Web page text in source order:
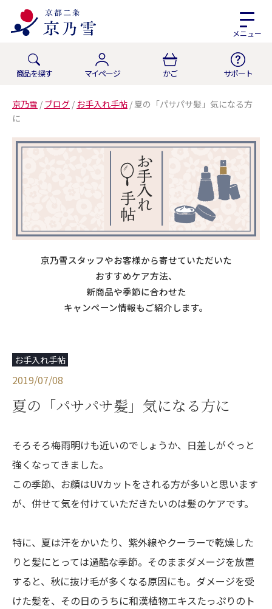
メニュー
商品を探す マイページ かご サポート
京乃雪 / ブログ / お手入れ手帖 / 夏の「パサパサ髪」気になる方
に
京乃雪スタッフやお客様から寄せていただいた
おすすめケア方法、
新商品や季節に合わせた
キャンペーン情報もご紹介します。
お手入れ手帖
2019/07/08
夏の「パサパサ髪」気になる方に
そろそろ梅雨明けも近いのでしょうか、日差しがぐっと
強くなってきました。
この季節、お顔はUVカットをされる方が多いと思います
が、併せて気を付けていただきたいのは髪のケアです。
特に、夏は汗をかいたり、紫外線やクーラーで乾燥した
りと髪にとっては過酷な季節。そのままダメージを放置
すると、秋に抜け毛が多くなる原因にも。ダメージを受
けた髪を、その日のうちに和漢植物エキスたっぷりのト